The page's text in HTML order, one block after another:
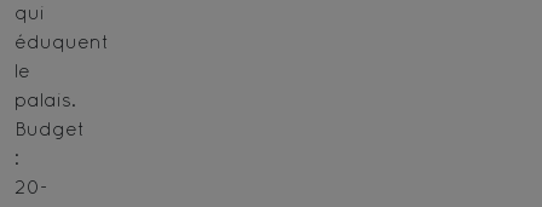
qui
éduquent
le
palais.
Budget
:
20-